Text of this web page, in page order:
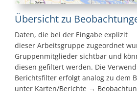
Übersicht zu
Daten, die bei der Eingabe explizit
dieser Arbeitsgruppe zugeordnet
Gruppenmitglieder sichtbar und
diesen gefiltert werden. Die
Berichtsfilter erfolgt analog zu dem
unter Karten/Berichte →